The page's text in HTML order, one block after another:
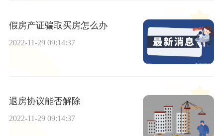
假房产证骗取买房怎么办
2022-11-29 09:14:37
退房协议能否解除
2022-11-29 09:14:37